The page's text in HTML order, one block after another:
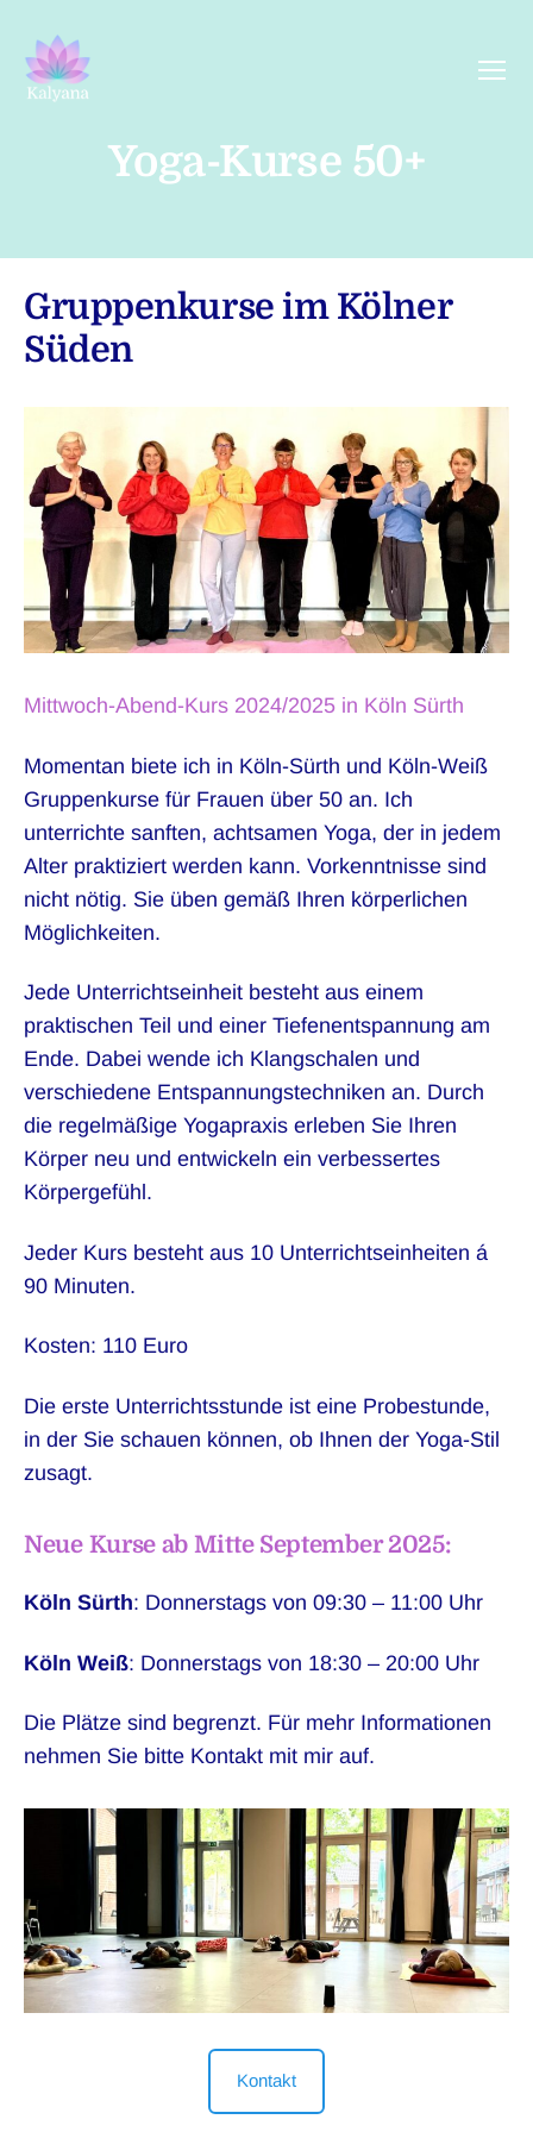
Yoga-Kurse 50+
Gruppenkurse im Kölner
Süden
Mittwoch-Abend-Kurs 2024/2025 in Köln Sürth
Momentan biete ich in Köln-Sürth und Köln-Weiß
Gruppenkurse für Frauen über 50 an. Ich
unterrichte sanften, achtsamen Yoga, der in jedem
Alter praktiziert werden kann. Vorkenntnisse sind
nicht nötig. Sie üben gemäß Ihren körperlichen
Möglichkeiten.
Jede Unterrichtseinheit besteht aus einem
praktischen Teil und einer Tiefenentspannung am
Ende. Dabei wende ich Klangschalen und
verschiedene Entspannungstechniken an. Durch
die regelmäßige Yogapraxis erleben Sie Ihren
Körper neu und entwickeln ein verbessertes
Körpergefühl.
Jeder Kurs besteht aus 10 Unterrichtseinheiten á
90 Minuten.
Kosten: 110 Euro
Die erste Unterrichtsstunde ist eine Probestunde,
in der Sie schauen können, ob Ihnen der Yoga-Stil
zusagt.
Neue Kurse ab Mitte September 2025:
Köln Sürth: Donnerstags von 09:30 – 11:00 Uhr
Köln Weiß: Donnerstags von 18:30 – 20:00 Uhr
Die Plätze sind begrenzt. Für mehr Informationen
nehmen Sie bitte Kontakt mit mir auf.
Kontakt